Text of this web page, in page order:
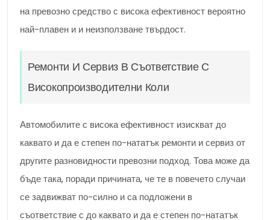
на превозно средство с висока ефективност вероятно
най-плавен и и неизползване твърдост.
Ремонти И Сервиз В Съответствие С
Високопроизводителни Коли
Автомобилите с висока ефективност изискват до
каквато и да е степен по-нататък ремонти и сервиз от
другите разновидности превозни подход. Това може да
бъде така, поради причината, че те в повечето случаи
се задвижват по-силно и са подложени в
съответствие с до каквато и да е степен по-нататък